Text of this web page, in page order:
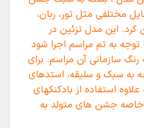
مختلفی مثل تور، ربان،
کرد. این مدل تزئین در
به تم مراسم اجرا شود
سازمانی آن مراسم. برای
به سبک و سلیقه، استدهای
استفاده از بادکنکهای
خاصه جشن های متولد به